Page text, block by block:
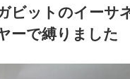
ビットのイーサ
ーで縛りました